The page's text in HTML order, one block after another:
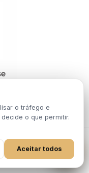
reservados.
de 19 de Dezembro de
o tráfego e
o que permitir.
Aceitar todos